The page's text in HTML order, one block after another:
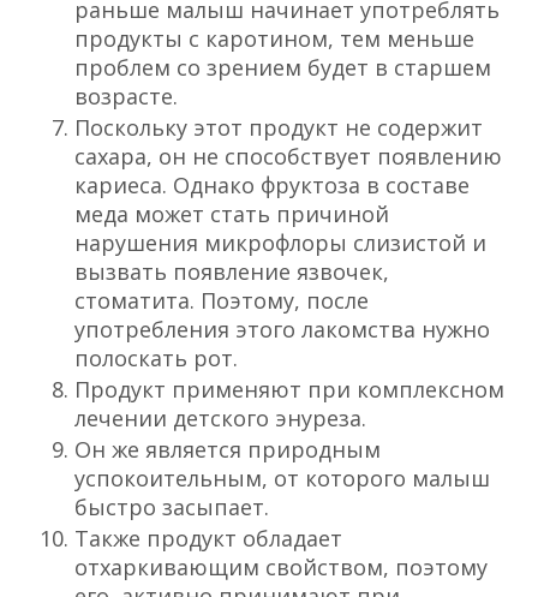
раньше малыш начинает употреблять
продукты с каротином, тем меньше
проблем со зрением будет в старшем
возрасте.
Поскольку этот продукт не содержит
сахара, он не способствует появлению
кариеса. Однако фруктоза в составе
меда может стать причиной
нарушения микрофлоры слизистой и
вызвать появление язвочек,
стоматита. Поэтому, после
употребления этого лакомства нужно
полоскать рот.
Продукт применяют при комплексном
лечении детского энуреза.
Он же является природным
успокоительным, от которого малыш
быстро засыпает.
Также продукт обладает
отхаркивающим свойством, поэтому